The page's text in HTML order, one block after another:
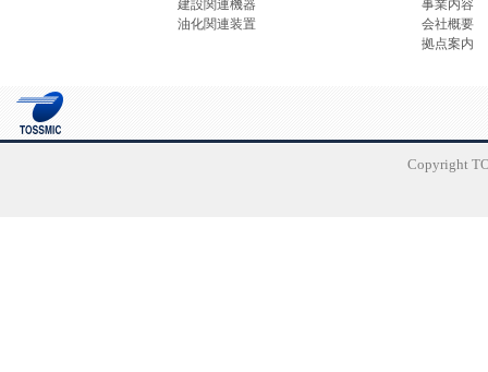
建設関連機器
油化関連装置
事業内容
会社概要
拠点案内
Copyright